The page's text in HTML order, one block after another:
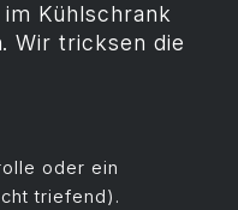
Kühlschrank
Wir tricksen die
oder ein
triefend).